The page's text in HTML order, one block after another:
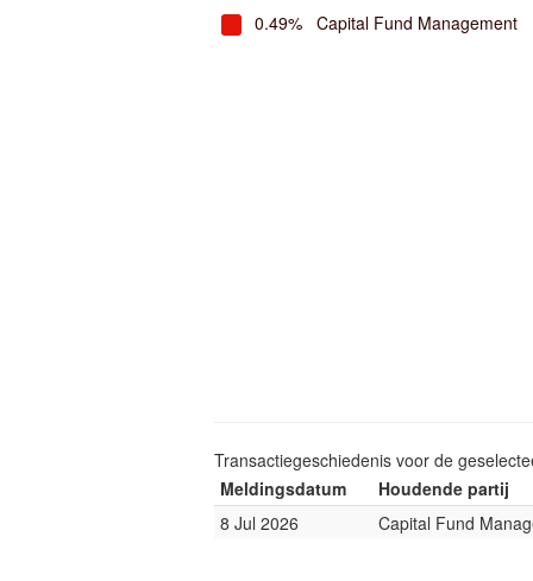
0.49% Capital Fund Management
Transactiegeschiedenis voor de
Meldingsdatum
Houdende partij
8 Jul 2026
Capital Fund